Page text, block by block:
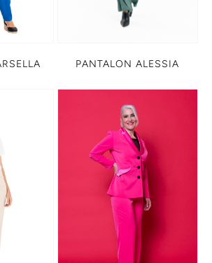
PANTALON ALESSIA